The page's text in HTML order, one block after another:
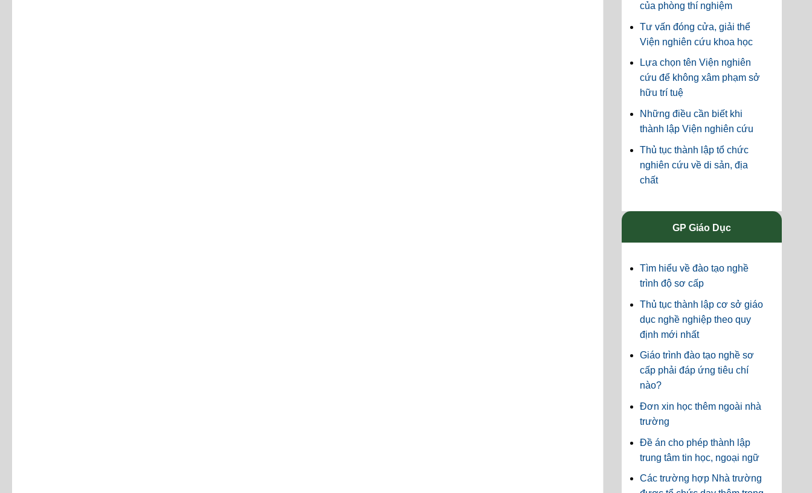
của phòng thí nghiệm
Tư vấn đóng cửa, giải thể
Viện nghiên cứu khoa học
Lựa chọn tên Viện nghiên
cứu để không xâm phạm sở
hữu trí tuệ
Những điều cần biết khi
thành lập Viện nghiên cứu
Thủ tục thành lập tổ chức
nghiên cứu về di sản, địa
chất
GP Giáo Dục
Tìm hiểu về đào tạo nghề
trình độ sơ cấp
Thủ tục thành lập cơ sở giáo
dục nghề nghiệp theo quy
định mới nhất
Giáo trình đào tạo nghề sơ
cấp phải đáp ứng tiêu chí
nào?
Đơn xin học thêm ngoài nhà
trường
Đề án cho phép thành lập
trung tâm tin học, ngoại ngữ
Các trường hợp Nhà trường